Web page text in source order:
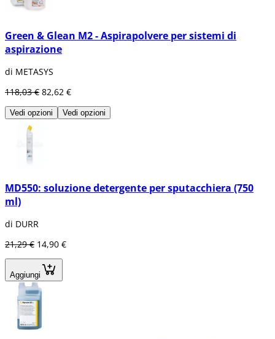
Green & Glean M2 - Aspirapolvere per sistemi di
aspirazione
di METASYS
118,03 € 82,62 €
Vedi opzioni Vedi opzioni
MD550: soluzione detergente per sputacchiera (750
ml)
di DURR
21,29 € 14,90 €
Aggiungi